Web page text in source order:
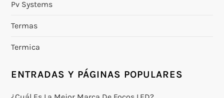
Pv Systems
Termas
Termica
ENTRADAS Y PÁGINAS POPULARES